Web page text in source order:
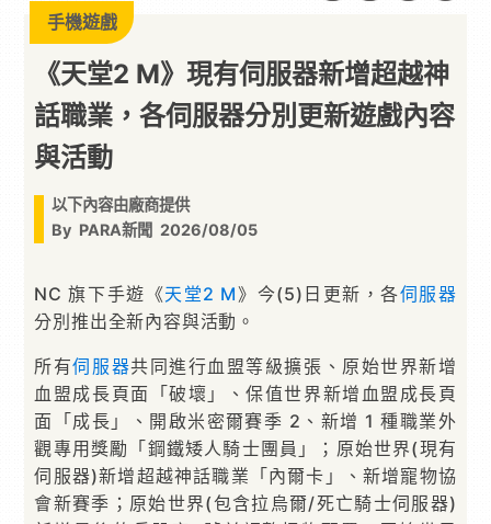
手機遊戲
《天堂2 M》現有伺服器新增超越神
話職業，各伺服器分別更新遊戲內容
與活動
以下內容由廠商提供
By PARA新聞 2026/08/05
NC 旗下手遊《天堂2 M》今(5)日更新，各伺服器
分別推出全新內容與活動。
所有伺服器共同進行血盟等級擴張、原始世界新增
血盟成長頁面「破壞」、保值世界新增血盟成長頁
面「成長」、開啟米密爾賽季 2、新增 1 種職業外
觀專用獎勵「鋼鐵矮人騎士團員」；原始世界(現有
伺服器)新增超越神話職業「內爾卡」、新增寵物協
會新賽季；原始世界(包含拉烏爾/死亡騎士伺服器)